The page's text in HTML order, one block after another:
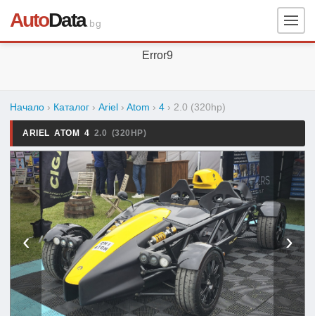
AutoData.bg
Error9
Начало › Каталог › Ariel › Atom › 4 › 2.0 (320hp)
ARIEL ATOM 4 2.0 (320HP)
‹ ›